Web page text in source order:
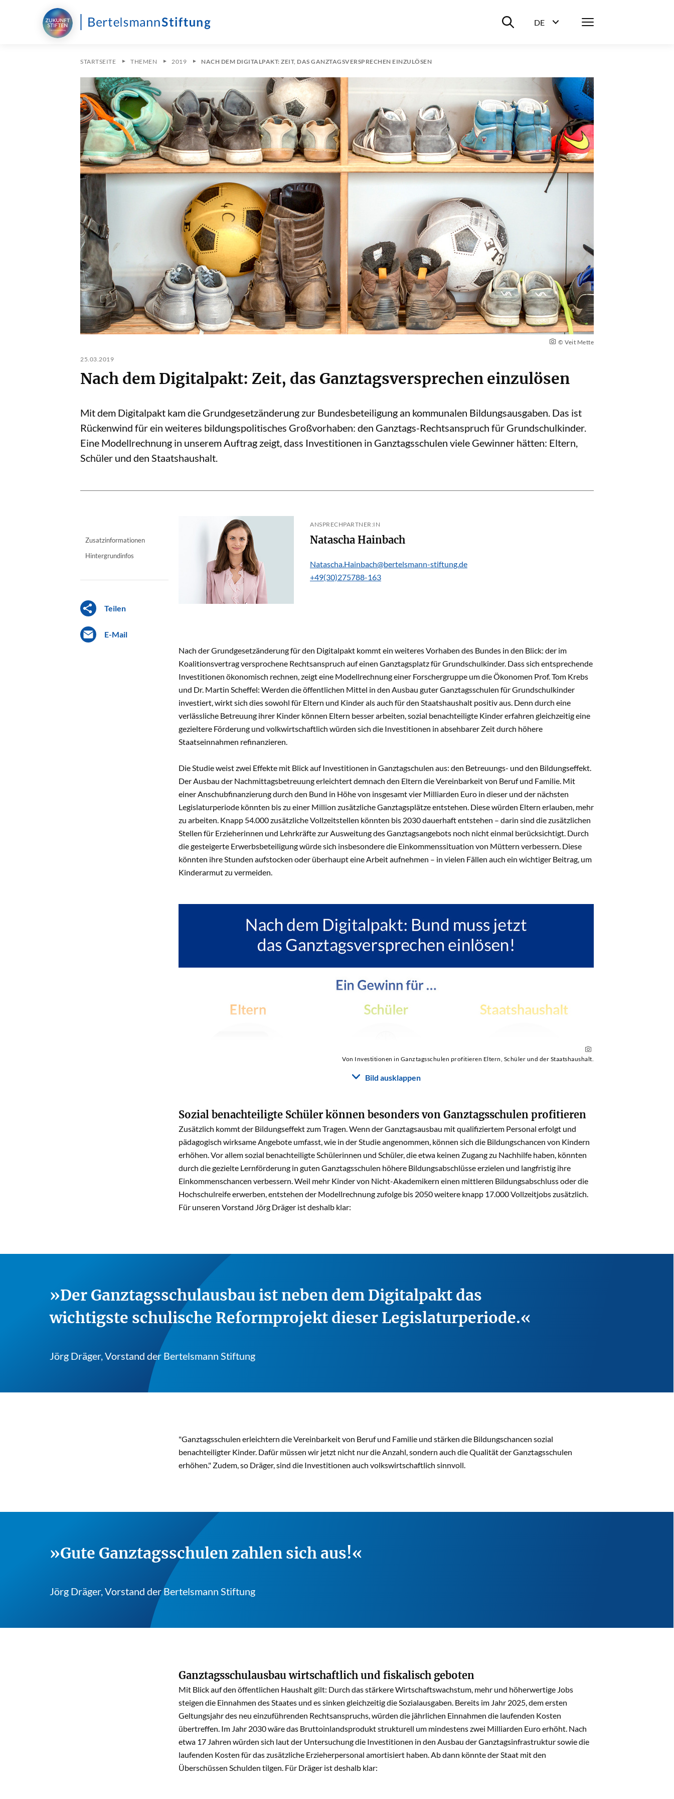
Suche ein-/ausblenden
DE
Menü
STARTSEITE THEMEN 2019 NACH DEM DIGITALPAKT: ZEIT, DAS GANZTAGSVERSPRECHEN EINZULÖSEN
© Veit Mette
25.03.2019
Nach dem Digitalpakt: Zeit, das Ganztagsversprechen einzulösen
Mit dem Digitalpakt kam die Grundgesetzänderung zur Bundesbeteiligung an kommunalen Bildungsausgaben. Das ist
Rückenwind für ein weiteres bildungspolitisches Großvorhaben: den Ganztags-Rechtsanspruch für Grundschulkinder.
Eine Modellrechnung in unserem Auftrag zeigt, dass Investitionen in Ganztagsschulen viele Gewinner hätten: Eltern,
Schüler und den Staatshaushalt.
Zusatzinformationen
Hintergrundinfos
Teilen
E-Mail
ANSPRECHPARTNER:IN
Natascha Hainbach
Natascha.Hainbach@bertelsmann-stiftung.de
+49(30)275788-163
Nach der Grundgesetzänderung für den Digitalpakt kommt ein weiteres Vorhaben des Bundes in den Blick: der im
Koalitionsvertrag versprochene Rechtsanspruch auf einen Ganztagsplatz für Grundschulkinder. Dass sich entsprechende
Investitionen ökonomisch rechnen, zeigt eine Modellrechnung einer Forschergruppe um die Ökonomen Prof. Tom Krebs
und Dr. Martin Scheffel: Werden die öffentlichen Mittel in den Ausbau guter Ganztagsschulen für Grundschulkinder
investiert, wirkt sich dies sowohl für Eltern und Kinder als auch für den Staatshaushalt positiv aus. Denn durch eine
verlässliche Betreuung ihrer Kinder können Eltern besser arbeiten, sozial benachteiligte Kinder erfahren gleichzeitig eine
gezieltere Förderung und volkwirtschaftlich würden sich die Investitionen in absehbarer Zeit durch höhere
Staatseinnahmen refinanzieren.
Die Studie weist zwei Effekte mit Blick auf Investitionen in Ganztagschulen aus: den Betreuungs- und den Bildungseffekt.
Der Ausbau der Nachmittagsbetreuung erleichtert demnach den Eltern die Vereinbarkeit von Beruf und Familie. Mit
einer Anschubfinanzierung durch den Bund in Höhe von insgesamt vier Milliarden Euro in dieser und der nächsten
Legislaturperiode könnten bis zu einer Million zusätzliche Ganztagsplätze entstehen. Diese würden Eltern erlauben, mehr
zu arbeiten. Knapp 54.000 zusätzliche Vollzeitstellen könnten bis 2030 dauerhaft entstehen – darin sind die zusätzlichen
Stellen für Erzieherinnen und Lehrkräfte zur Ausweitung des Ganztagsangebots noch nicht einmal berücksichtigt. Durch
die gesteigerte Erwerbsbeteiligung würde sich insbesondere die Einkommenssituation von Müttern verbessern. Diese
könnten ihre Stunden aufstocken oder überhaupt eine Arbeit aufnehmen – in vielen Fällen auch ein wichtiger Beitrag, um
Kinderarmut zu vermeiden.
Von Investitionen in Ganztagsschulen profitieren Eltern, Schüler und der Staatshaushalt.
Bild ausklappen
Sozial benachteiligte Schüler können besonders von Ganztagsschulen profitieren
Zusätzlich kommt der Bildungseffekt zum Tragen. Wenn der Ganztagsausbau mit qualifiziertem Personal erfolgt und
pädagogisch wirksame Angebote umfasst, wie in der Studie angenommen, können sich die Bildungschancen von Kindern
erhöhen. Vor allem sozial benachteiligte Schülerinnen und Schüler, die etwa keinen Zugang zu Nachhilfe haben, könnten
durch die gezielte Lernförderung in guten Ganztagsschulen höhere Bildungsabschlüsse erzielen und langfristig ihre
Einkommenschancen verbessern. Weil mehr Kinder von Nicht-Akademikern einen mittleren Bildungsabschluss oder die
Hochschulreife erwerben, entstehen der Modellrechnung zufolge bis 2050 weitere knapp 17.000 Vollzeitjobs zusätzlich.
Für unseren Vorstand Jörg Dräger ist deshalb klar:
Der Ganztagsschulausbau ist neben dem Digitalpakt das
wichtigste schulische Reformprojekt dieser Legislaturperiode.
Jörg Dräger, Vorstand der Bertelsmann Stiftung
"Ganztagsschulen erleichtern die Vereinbarkeit von Beruf und Familie und stärken die Bildungschancen sozial
benachteiligter Kinder. Dafür müssen wir jetzt nicht nur die Anzahl, sondern auch die Qualität der Ganztagsschulen
erhöhen." Zudem, so Dräger, sind die Investitionen auch volkswirtschaftlich sinnvoll.
Gute Ganztagsschulen zahlen sich aus!
Jörg Dräger, Vorstand der Bertelsmann Stiftung
Ganztagsschulausbau wirtschaftlich und fiskalisch geboten
Mit Blick auf den öffentlichen Haushalt gilt: Durch das stärkere Wirtschaftswachstum, mehr und höherwertige Jobs
steigen die Einnahmen des Staates und es sinken gleichzeitig die Sozialausgaben. Bereits im Jahr 2025, dem ersten
Geltungsjahr des neu einzuführenden Rechtsanspruchs, würden die jährlichen Einnahmen die laufenden Kosten
übertreffen. Im Jahr 2030 wäre das Bruttoinlandsprodukt strukturell um mindestens zwei Milliarden Euro erhöht. Nach
etwa 17 Jahren würden sich laut der Untersuchung die Investitionen in den Ausbau der Ganztagsinfrastruktur sowie die
laufenden Kosten für das zusätzliche Erzieherpersonal amortisiert haben. Ab dann könnte der Staat mit den
Überschüssen Schulden tilgen. Für Dräger ist deshalb klar: